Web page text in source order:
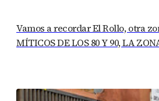
Vamos a recordar El Rollo, otra
MÍTICOS DE LOS 80 Y 90, LA